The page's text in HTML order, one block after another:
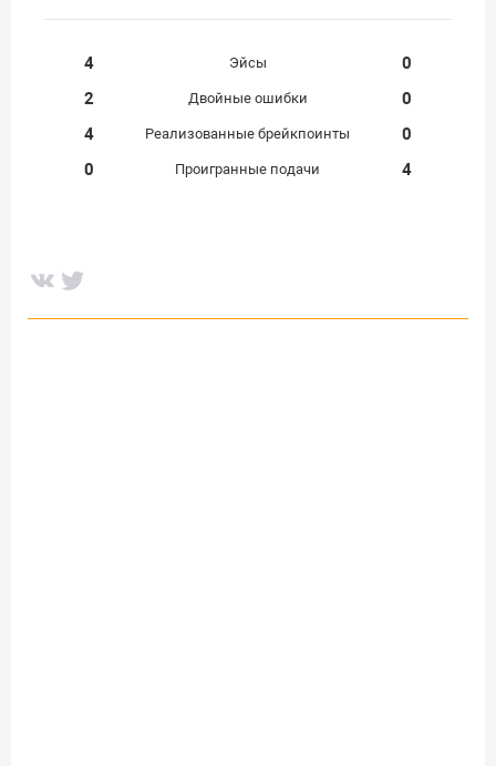
4 Эйсы
0
2
Двойные ошибки
0
4
Реализованные брейкпоинты
0
0
Проигранные подачи 4